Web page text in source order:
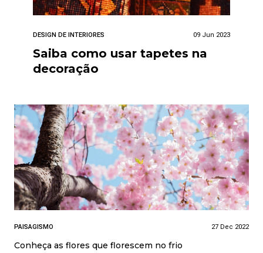
DESIGN DE INTERIORES 09 Jun 2023
Saiba como usar tapetes na
decoração
PAISAGISMO 27 Dec 2022
Conheça as flores que florescem no frio